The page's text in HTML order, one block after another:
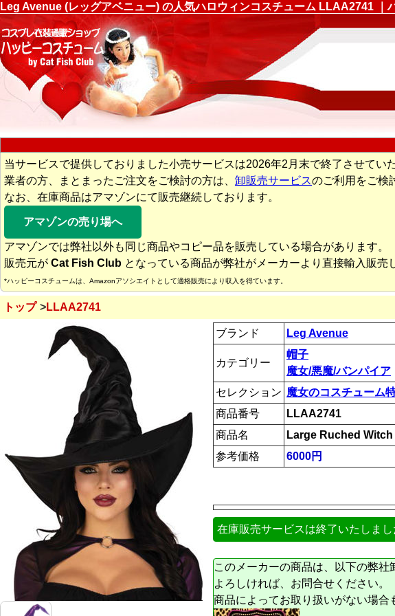
Leg Avenue (レッグアベニュー) の人気ハロウィンコスチューム LLAA2741
当サービスで提供しておりました小売サービスは2026年2月末で終了させてい
業者の方、まとまったご注文をご検討の方は、 卸販売サービスのご利用をご検
なお、在庫商品はアマゾンにて販売継続しております。
アマゾンの売り場へ
アマゾンでは弊社以外も同じ商品やコピー品を販売している場合があります。
販売元が Cat Fish Club となっている商品が弊社がメーカーより直接輸入販売
*ハッピーコスチュームは、Amazonアソシエイトとして適格販売により収入を得ています。
トップ LLAA2741
ブランド Leg Avenue
カテゴリー
帽子
魔女/悪魔/バンパイア
セレクション 魔女のコスチューム
商品番号
LLAA2741
商品名
Large Ruched Witch
参考価格
6000円
在庫販売サービスは終了いたしまし
このメーカーの商品は、以下の弊社
よろしければ、お問合せください。
商品によってお取り扱いがない場